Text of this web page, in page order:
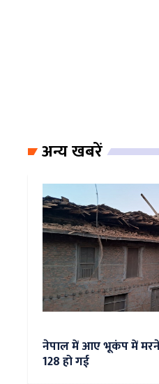
अन्य खबरें
नेपाल में आए भूकंप में
128 हो गई